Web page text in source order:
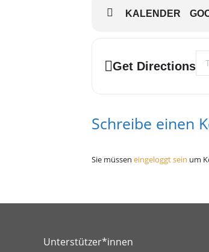
KALENDER
Get Directions
Schreibe einen
Sie müssen eingeloggt sein um
Unterstützer*innen